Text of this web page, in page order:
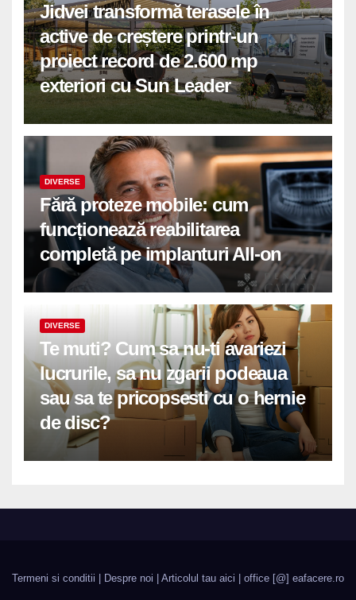
Jidvei transformă terasele în
active de creștere printr-un
proiect record de 2.600 mp
exteriori cu Sun Leader
DIVERSE
Fără proteze mobile: cum
funcționează reabilitarea
completă pe implanturi All-on
DIVERSE
Te muti? Cum sa nu-ti avariezi
lucrurile, sa nu zgarii podeaua
sau sa te pricopsesti cu o hernie
de disc?
Termeni si conditii Despre noi Articolul tau aici | office [@] eafacere.ro